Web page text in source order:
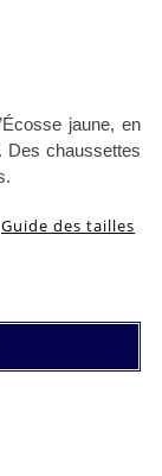
jaune, en
Des chaussettes
.
Guide des tailles